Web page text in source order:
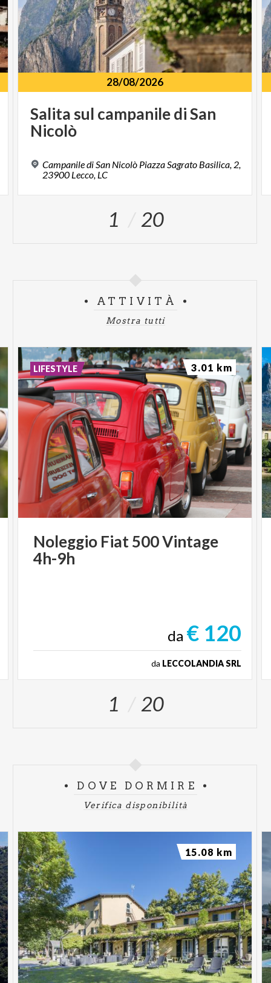
28/08/2026
Salita sul campanilediSan
Nicolò
Campanile di San Nicolò Piazza Sagrato Basilica, 2,
23900 Lecco, LC
1 20
ATTIVITÀ
Mostra tutti
Noleggio Fiat500Vintage
4h-9h
da € 120
da LECCOLANDIA SRL
LIFESTYLE 3.01 km
1 20
DOVE DORMIRE
Verifica disponibilità
15.08 km